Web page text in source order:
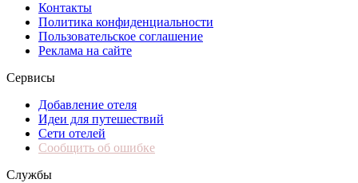
Контакты
Политика конфиденциальности
Пользовательское соглашение
Реклама на сайте
Сервисы
Добавление отеля
Идеи для путешествий
Сети отелей
Сообщить об ошибке
Службы